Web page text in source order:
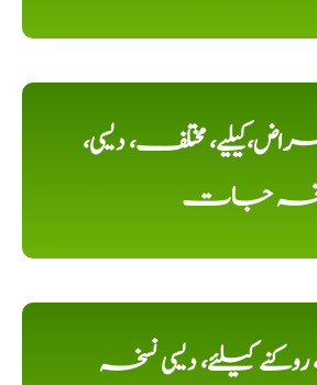
مختلف، دیسی،
جات
روکنے کیلئے، دیسی نسخہ